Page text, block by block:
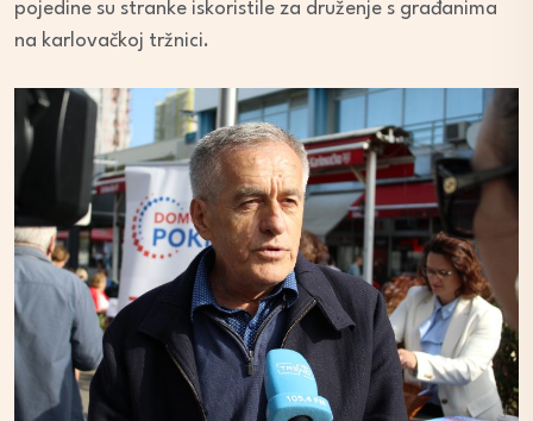
pojedine su stranke iskoristile za druženje s građanima
na karlovačkoj tržnici.